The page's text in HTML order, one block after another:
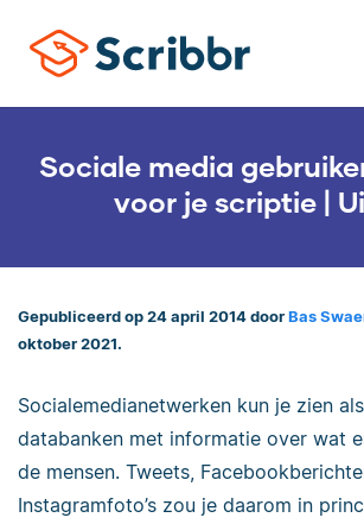
Sociale media
voor je scriptie |
Gepubliceerd op 24 april 2014 door Bas
oktober 2021.
Socialemedianetwerken kun je zien
databanken met informatie over wat
de mensen. Tweets,
Instagramfoto’s zou je daarom in